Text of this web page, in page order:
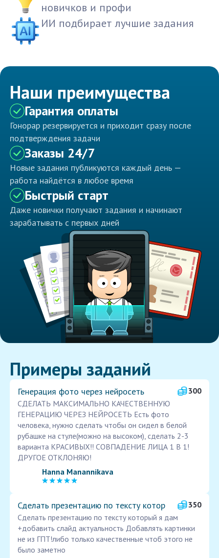
новичков и профи
ИИ подбирает лучшие задания
Наши преимущества
Гарантия оплаты
Гонорар резервируется и приходит сразу после
подтверждения задачи
Заказы 24/7
Новые задания публикуются каждый день —
работа найдётся в любое время
Быстрый старт
Даже новички получают задания и начинают
зарабатывать с первых дней
Примеры заданий
Генерация фото через нейросеть
300
СДЕЛАТЬ МАКСИМАЛЬНО КАЧЕСТВЕННУЮ
ГЕНЕРАЦИЮ ЧЕРЕЗ НЕЙРОСЕТЬ Есть фото
человека, нужно сделать чтобы он сидел в белой
рубашке на стуле(можно на высоком), сделать 2-3
варианта КРАСИВЫХ!! СОВПАДЕНИЕ ЛИЦА 1 В 1!
ДРУГОЕ ОТКЛОНЯЮ!
Hanna Manannikava
Сделать презентацию по тексту котор
350
Сделать презентацию по тексту который я дам
+добавить слайд актуальность Добавлять картинки
не из ГПТ!либо только качественные чтоб этого не
было заметно